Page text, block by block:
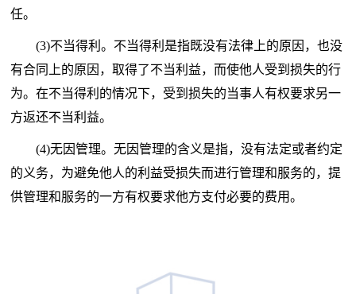
任。
(3)不当得利。不当得利是指既没有法律上的原因，也没
有合同上的原因，取得了不当利益，而使他人受到损失的行
为。在不当得利的情况下，受到损失的当事人有权要求另一
方返还不当利益。
(4)无因管理。无因管理的含义是指，没有法定或者约定
的义务，为避免他人的利益受损失而进行管理和服务的，提
供管理和服务的一方有权要求他方支付必要的费用。